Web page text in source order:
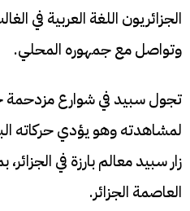
الجزائريون اللغة العربية في
وتواصل مع جمهوره المحلي.
تجول سبيد في شوارع
لمشاهدته وهو يؤدي حركاته
زار سبيد معالم بارزة في
العاصمة الجزائر.